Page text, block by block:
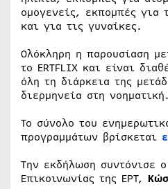
ομογενείς, εκπομπές για
και για τις γυναίκες.
Ολόκληρη η παρουσίαση
το ERTFLIX και είναι
όλη τη διάρκεια της
διερμηνεία στη νοηματική.
Το σύνολο του
προγραμμάτων βρίσκεται
Την εκδήλωση συντόνισε
Επικοινωνίας της ΕΡΤ,